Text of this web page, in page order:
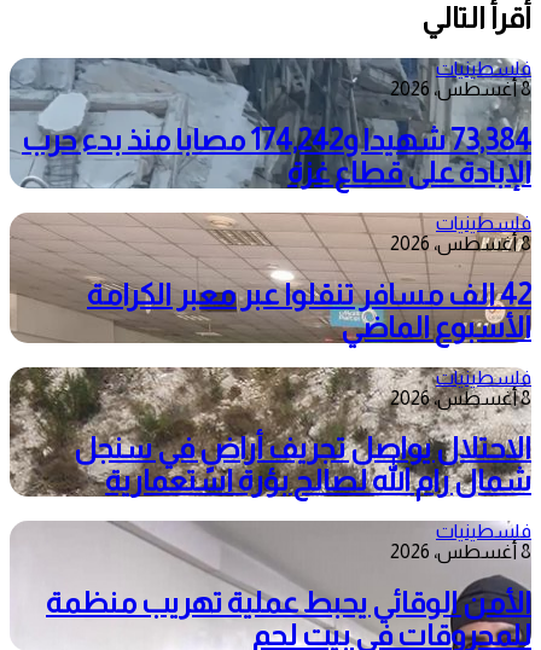
أقرأ التالي
فلسطينيات
8 أغسطس، 2026
73,384 شهيدا و174,242 مصابا منذ بدء حرب
الإبادة على قطاع غزة
فلسطينيات
8 أغسطس، 2026
42 الف مسافر تنقلوا عبر معبر الكرامة
الأسبوع الماضي
فلسطينيات
8 أغسطس، 2026
الاحتلال يواصل تجريف أراضٍ في سنجل
شمال رام الله لصالح بؤرة استعمارية
فلسطينيات
8 أغسطس، 2026
الأمن الوقائي يحبط عملية تهريب منظمة
للمحروقات في بيت لحم